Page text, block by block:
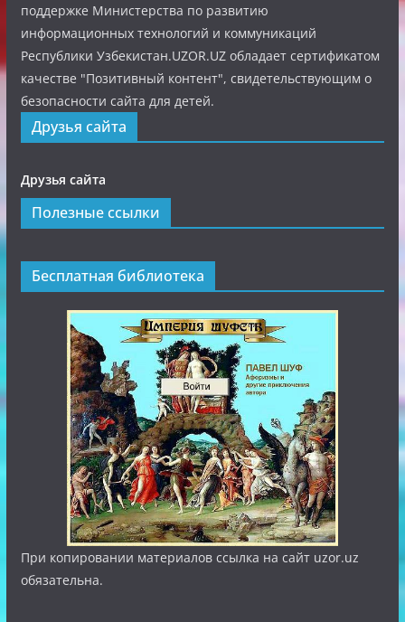
поддержке Министерства по развитию
информационных технологий и коммуникаций
Республики Узбекистан.UZOR.UZ обладает сертификатом
качестве "Позитивный контент", свидетельствующим о
безопасности сайта для детей.
Друзья сайта
Друзья сайта
Полезные ссылки
Бесплатная библиотека
При копировании материалов ссылка на сайт uzor.uz
обязательна.